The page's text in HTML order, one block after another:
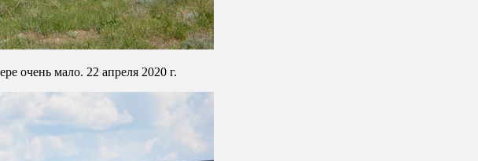
очень мало. 22 апреля 2020 г.